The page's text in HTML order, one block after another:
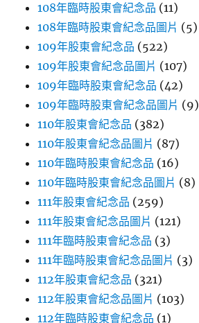
108年臨時股東會紀念品 (11)
108年臨時股東會紀念品圖片 (5)
109年股東會紀念品 (522)
109年股東會紀念品圖片 (107)
109年臨時股東會紀念品 (42)
109年臨時股東會紀念品圖片 (9)
110年股東會紀念品 (382)
110年股東會紀念品圖片 (87)
110年臨時股東會紀念品 (16)
110年臨時股東會紀念品圖片 (8)
111年股東會紀念品 (259)
111年股東會紀念品圖片 (121)
111年臨時股東會紀念品 (3)
111年臨時股東會紀念品圖片 (3)
112年股東會紀念品 (321)
112年股東會紀念品圖片 (103)
112年臨時股東會紀念品 (1)